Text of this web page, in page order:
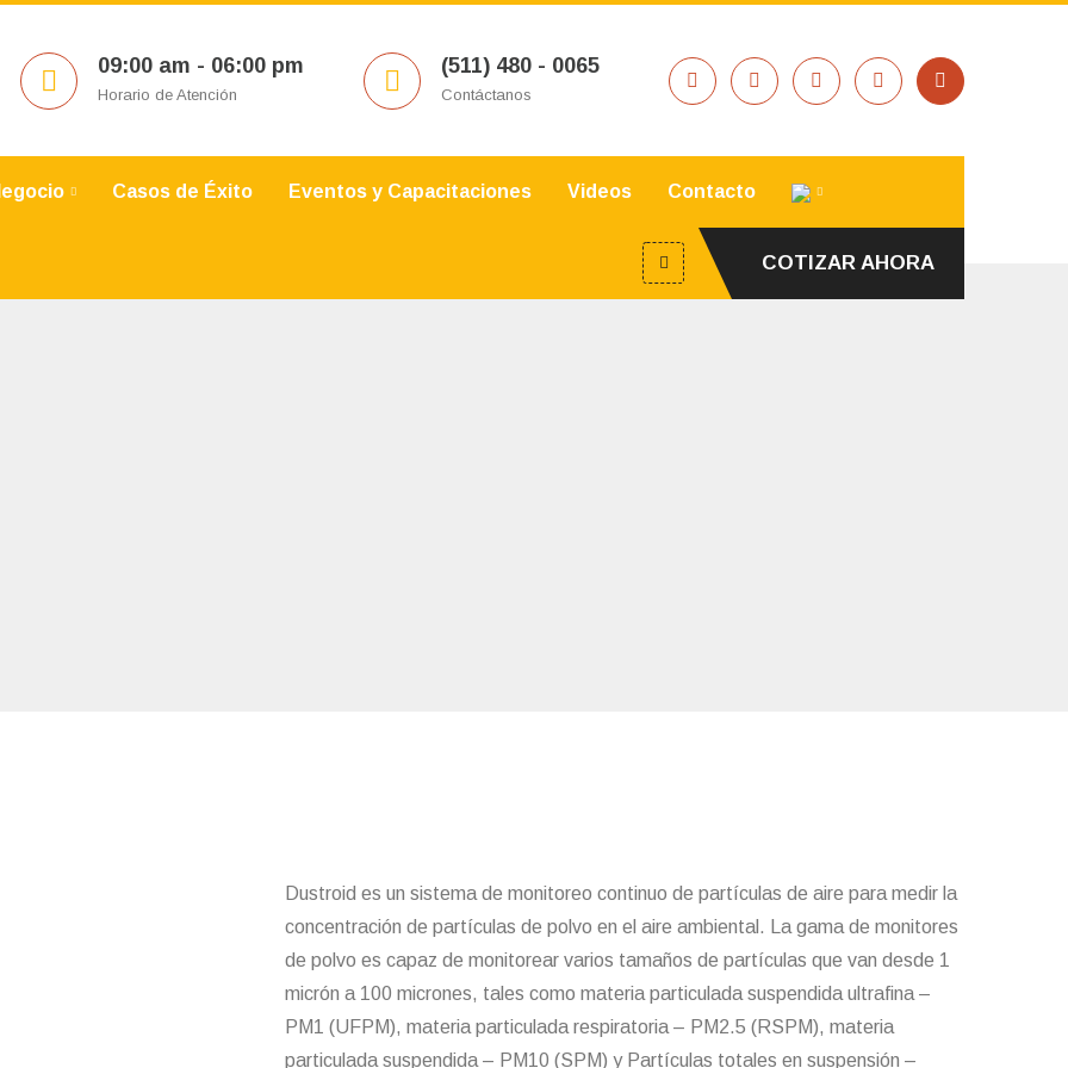
09:00 am - 06:00 pm
Horario de Atención
(511) 480 - 0065
Contáctanos
Casos de Éxito Eventos y Capacitaciones Videos Contacto
COTIZAR AHORA
Dustroid es un sistema de monitoreo continuo de partículas de aire para medir la
concentración de partículas de polvo en el aire ambiental. La gama de monitores
de polvo es capaz de monitorear varios tamaños de partículas que van desde 1
micrón a 100 micrones, tales como materia particulada suspendida ultrafina –
PM1 (UFPM), materia particulada respiratoria – PM2.5 (RSPM), materia
particulada suspendida – PM10 (SPM) y Partículas totales en suspensión –